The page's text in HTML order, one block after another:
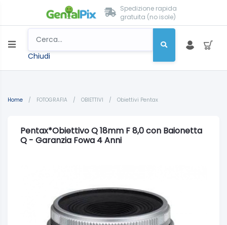
Spedizione rapida
gratuita (no isole)
Chiudi
Home / FOTOGRAFIA / OBIETTIVI / Obiettivi Pentax
Pentax*Obiettivo Q 18mm F 8,0 con Baionetta
Q - Garanzia Fowa 4 Anni